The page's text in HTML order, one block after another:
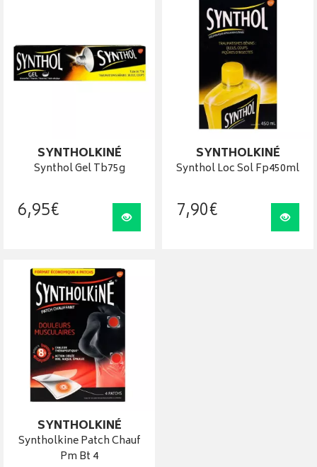
SYNTHOLKINÉ
Synthol Gel Tb75g
6,95€ Visualiser
SYNTHOLKINÉ
Synthol Loc Sol Fp450ml
7,90€
SYNTHOLKINÉ
Syntholkine Patch Chauf
Pm Bt 4